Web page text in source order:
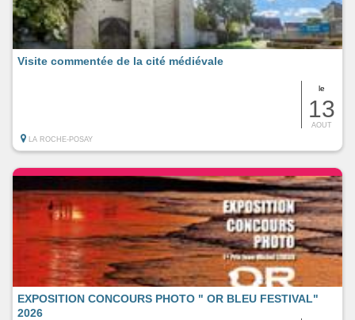
le
13
AOUT
Visite commentée de la cité médiévale
LA ROCHE-POSAY
EXPOSITION CONCOURS PHOTO " OR BLEU FESTIVAL"
2026